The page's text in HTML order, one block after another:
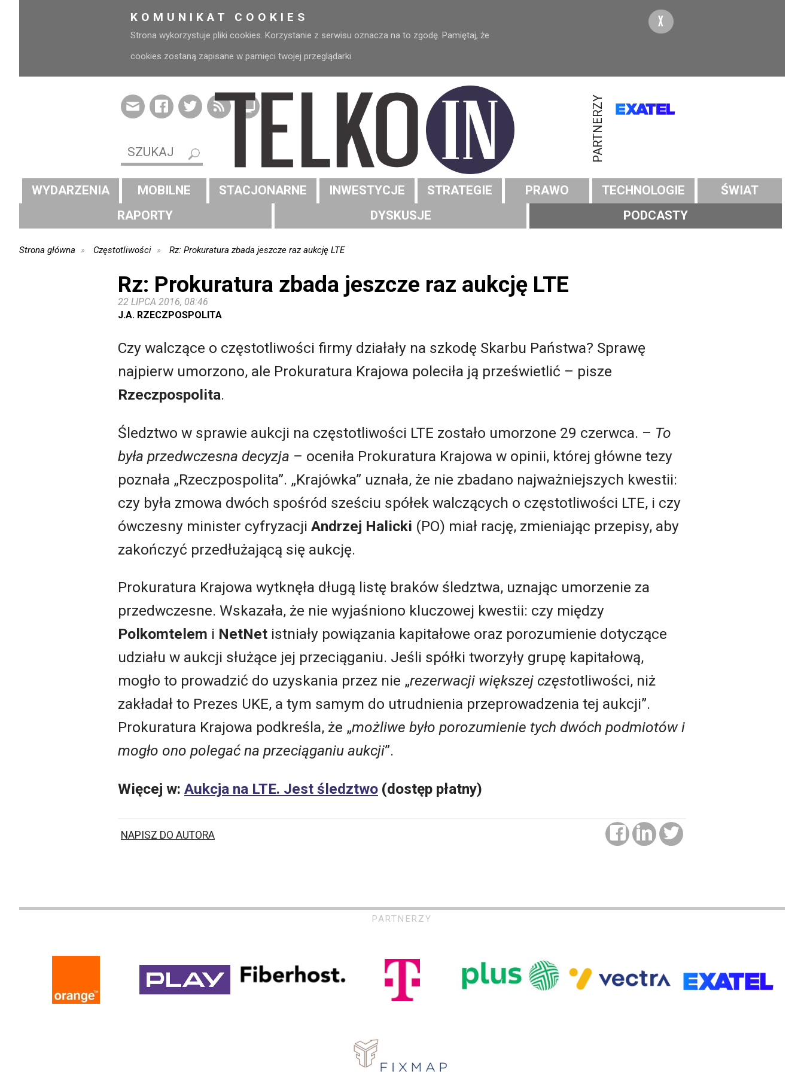
KOMUNIKAT COOKIES
Strona wykorzystuje pliki cookies. Korzystanie z serwisu oznacza na to zgodę. Pamiętaj, że
cookies zostaną zapisane w pamięci twojej przeglądarki.
X
PARTNERZY
WYDARZENIA MOBILNE STACJONARNE INWESTYCJE STRATEGIE PRAWO TECHNOLOGIE
ŚWIAT
RAPORTY
DYSKUSJE PODCASTY
Strona główna Częstotliwości Rz: Prokuratura zbada jeszcze raz aukcję LTE
Rz: Prokuratura zbada jeszcze raz aukcję LTE
22 LIPCA 2016, 08:46
J.A. RZECZPOSPOLITA
Czy walczące o częstotliwości firmy działały na szkodę Skarbu Państwa? Sprawę
najpierw umorzono, ale Prokuratura Krajowa poleciła ją prześwietlić – pisze
Rzeczpospolita.
Śledztwo w sprawie aukcji na częstotliwości LTE zostało umorzone 29 czerwca. – To
była przedwczesna decyzja – oceniła Prokuratura Krajowa w opinii, której główne tezy
poznała „Rzeczpospolita”. „Krajówka” uznała, że nie zbadano najważniejszych kwestii:
czy była zmowa dwóch spośród sześciu spółek walczących o częstotliwości LTE, i czy
ówczesny minister cyfryzacji Andrzej Halicki (PO) miał rację, zmieniając przepisy, aby
zakończyć przedłużającą się aukcję.
Prokuratura Krajowa wytknęła długą listę braków śledztwa, uznając umorzenie za
przedwczesne. Wskazała, że nie wyjaśniono kluczowej kwestii: czy między
Polkomtelem i NetNet istniały powiązania kapitałowe oraz porozumienie dotyczące
udziału w aukcji służące jej przeciąganiu. Jeśli spółki tworzyły grupę kapitałową,
mogło to prowadzić do uzyskania przez nie „rezerwacji większej częstotliwości, niż
zakładał to Prezes UKE, a tym samym do utrudnienia przeprowadzenia tej aukcji”.
Prokuratura Krajowa podkreśla, że „możliwe było porozumienie tych dwóch podmiotów i
mogło ono polegać na przeciąganiu aukcji”.
Więcej w: Aukcja na LTE. Jest śledztwo (dostęp płatny)
NAPISZ DO AUTORA
PARTNERZY